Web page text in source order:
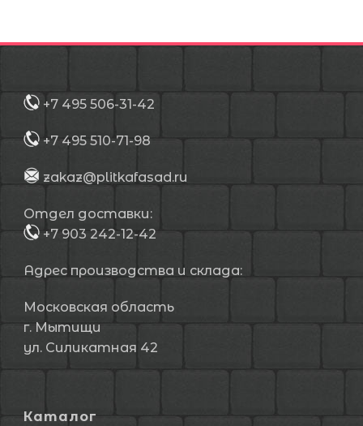
+7 495 506-31-42
+7 495 510-71-98
zakaz@plitkafasad.ru
Отдел доставки:
+7 903 242-12-42
Адрес производства и склада:
Московская область
г. Мытищи
ул. Силикатная 42
Каталог